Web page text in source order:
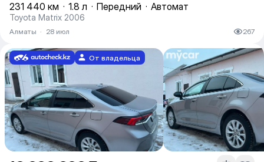
231 440 км · 1.8 л · Передний · Автомат
Toyota Matrix 2006
Алматы · 28 июл 267
От владельца